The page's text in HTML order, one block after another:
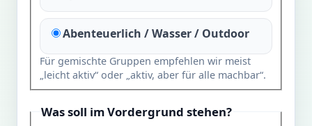
Abenteuerlich / Wasser / Outdoor
Für gemischte Gruppen empfehlen wir meist
„leicht aktiv“ oder „aktiv, aber für alle machbar“.
Was soll im Vordergrund stehen?